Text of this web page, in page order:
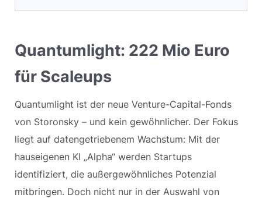
Quantumlight: 222 Mio Euro
für Scaleups
Quantumlight ist der neue Venture-Capital-Fonds
von Storonsky – und kein gewöhnlicher. Der Fokus
liegt auf datengetriebenem Wachstum: Mit der
hauseigenen KI „Alpha“ werden Startups
identifiziert, die außergewöhnliches Potenzial
mitbringen. Doch nicht nur in der Auswahl von